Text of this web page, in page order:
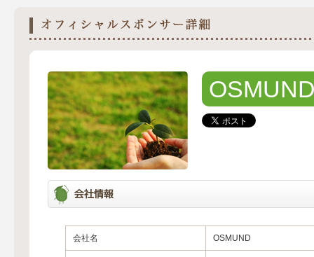
会社名 OSMUND